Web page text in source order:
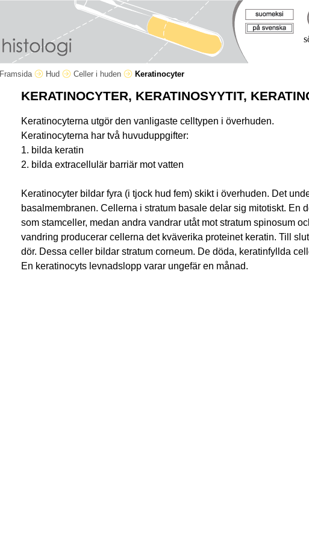
Framsida Hud Celler i huden Keratinocyter
KERATINOCYTER, KERATINOSYYTIT,
Keratinocyterna utgör den vanligaste celltypen i överhuden.
Keratinocyterna har två huvuduppgifter:
1. bilda keratin
2. bilda extracellulär barriär mot vatten
Keratinocyter bildar fyra (i tjock hud fem) skikt i överhuden. Det
basalmembranen. Cellerna i stratum basale delar sig mitotiskt. En
som stamceller, medan andra vandrar utåt mot stratum spinosum
vandring producerar cellerna det kväverika proteinet keratin. Till
dör. Dessa celler bildar stratum corneum. De döda, keratinfyllda
En keratinocyts levnadslopp varar ungefär en månad.